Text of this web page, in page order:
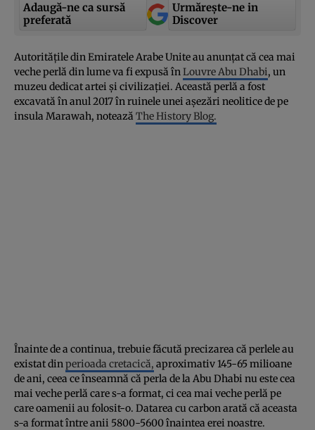
Adaugă-ne ca sursă
preferată
Urmărește-ne in
Discover
Autorităţile din Emiratele Arabe Unite au anunţat că cea mai
veche perlă din lume va fi expusă înLouvre Abu Dhabi, un
muzeu dedicat artei şi civilizaţiei. Această perlă a fost
excavată în anul 2017 în ruinele unei aşezări neolitice de pe
insula Marawah, notează The History Blog.
Înainte de a continua, trebuie făcută precizarea că perlele au
existat dinperioada cretacică, aproximativ 145-65 milioane
de ani, ceea ce înseamnă că perla de la Abu Dhabi nu este cea
mai veche perlă care s-a format, ci cea mai veche perlă pe
care oamenii au folosit-o. Datarea cu carbon arată că aceasta
s-a format între anii 5800-5600 înaintea erei noastre.